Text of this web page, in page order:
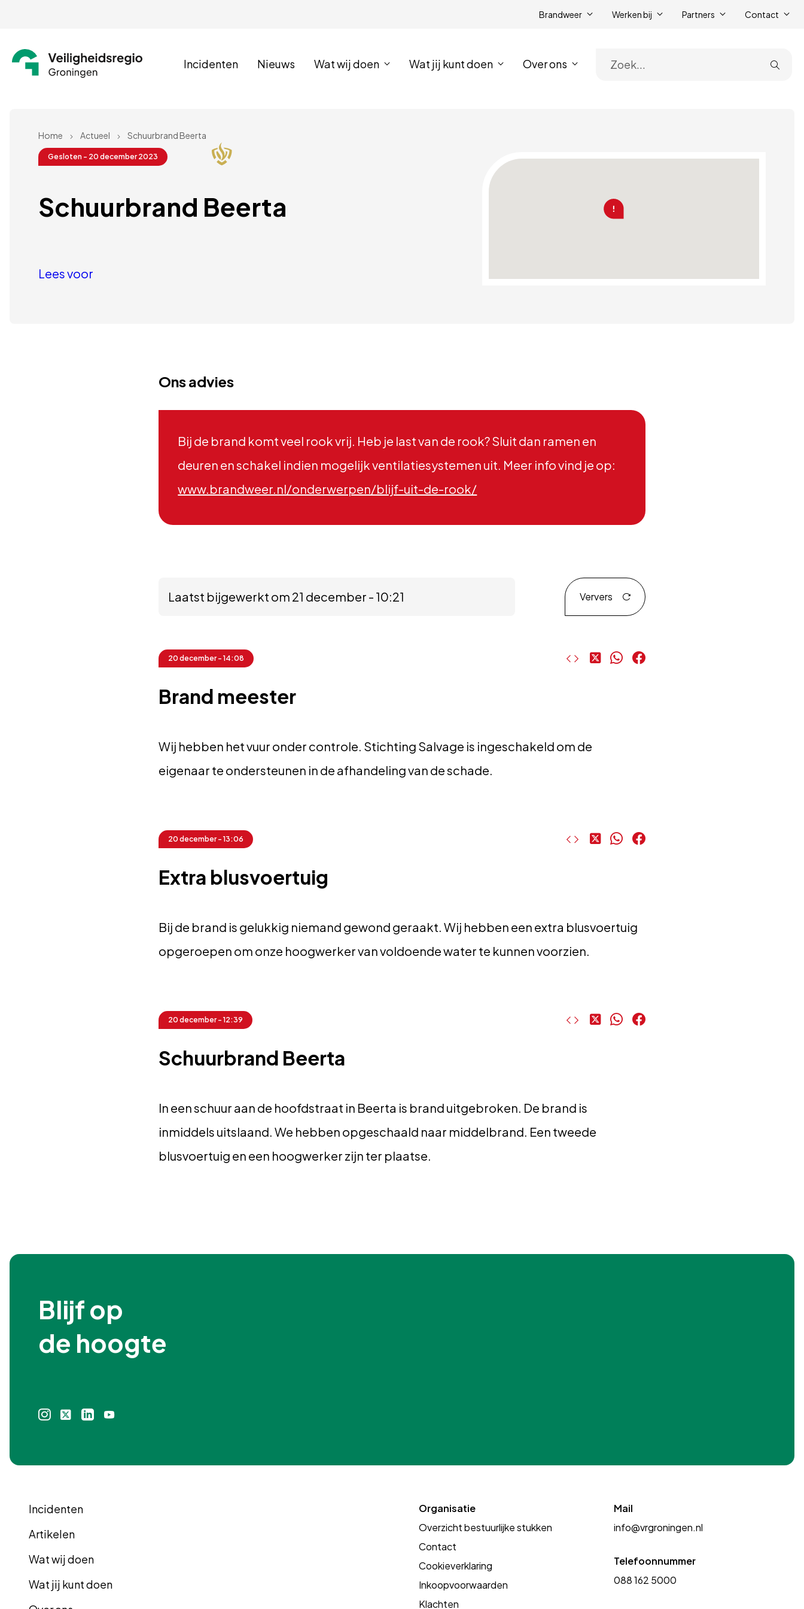
Incidenten Nieuws Wat wij doen Wat jij kunt doen Over ons
Brandweer Werken bij Partners Contact
Home Actueel Schuurbrand Beerta
Gesloten - 20 december 2023
Schuurbrand Beerta
Lees voor
Ons advies
Bij de brand komt veel rook vrij. Heb je last van de rook? Sluit dan ramen en
deuren en schakel indien mogelijk ventilatiesystemen uit. Meer info vind je op:
www.brandweer.nl/onderwerpen/blijf-uit-de-rook/
Laatst bijgewerkt om 21 december - 10:21 Ververs
20 december - 14:08 DeelDeelDeel
Brand meester
Wij hebben het vuur onder controle. Stichting Salvage is ingeschakeld om de
eigenaar te ondersteunen in de afhandeling van de schade.
20 december - 13:06 DeelDeelDeel
Extra blusvoertuig
Bij de brand is gelukkig niemand gewond geraakt. Wij hebben een extra blusvoertuig
opgeroepen om onze hoogwerker van voldoende water te kunnen voorzien.
20 december - 12:39 DeelDeelDeel
Schuurbrand Beerta
In een schuur aan de hoofdstraat in Beerta is brand uitgebroken. De brand is
inmiddels uitslaand. We hebben opgeschaald naar middelbrand. Een tweede
blusvoertuig en een hoogwerker zijn ter plaatse.
Blijf op
de hoogte
InstagramLinkedin
Incidenten
Artikelen
Wat wij doen
Wat jij kunt doen
Organisatie
Overzicht bestuurlijke stukken
Contact
Cookieverklaring
Inkoopvoorwaarden
Klachten
Mail
info@vrgroningen.nl
Telefoonnummer
088 162 5000